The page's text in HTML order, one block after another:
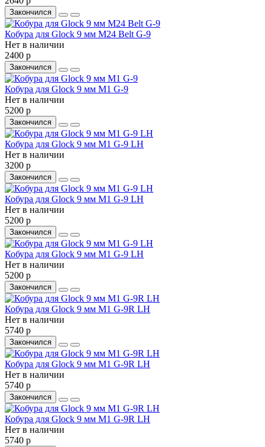
Закончился
Кобура для Glock 9 мм M24 Belt G-9
Нет в наличии
2400 р
Закончился
Кобура для Glock 9 мм M1 G-9
Нет в наличии
5200 р
Закончился
Кобура для Glock 9 мм M1 G-9 LH
Нет в наличии
3200 р
Закончился
Кобура для Glock 9 мм M1 G-9 LH
Нет в наличии
5200 р
Закончился
Кобура для Glock 9 мм M1 G-9 LH
Нет в наличии
5200 р
Закончился
Кобура для Glock 9 мм M1 G-9R LH
Нет в наличии
5740 р
Закончился
Кобура для Glock 9 мм M1 G-9R LH
Нет в наличии
5740 р
Закончился
Кобура для Glock 9 мм M1 G-9R LH
Нет в наличии
5740 р